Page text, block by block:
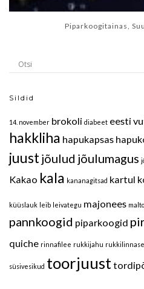
Piparkoogitainas,
Sildid
14. november brokoli diabeet eesti
hakkliha hapukapsas
juustjõulud jõulumagus
Kakao kala kananagitsad kartul
küüslauk leib leivategu majonees
pannkoogid piparkoogid
quiche rinnafilee rukkijahu
süsivesikud toorjuust